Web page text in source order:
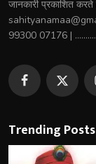
जानकारी प्रकाशित
99300 07176 |
Trending Posts